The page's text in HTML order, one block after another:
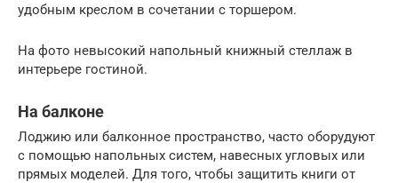
удобным креслом в сочетании с торшером.
На фото невысокий напольный книжный стеллаж в
интерьере гостиной.
На балконе
Лоджию или балконное пространство, часто оборудуют
с помощью напольных систем, навесных угловых или
прямых моделей. Для того, чтобы защитить книги от